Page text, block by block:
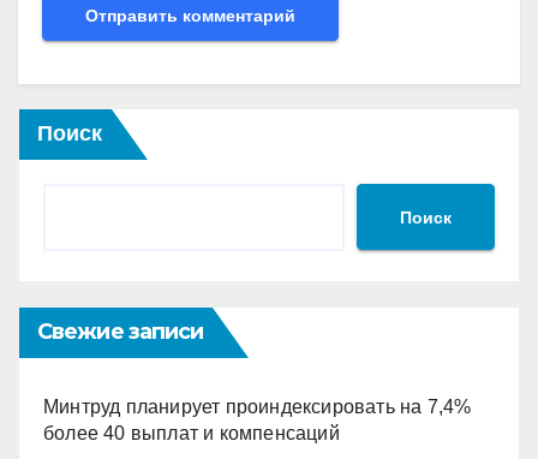
Поиск
Поиск
Свежие записи
Минтруд планирует проиндексировать на 7,4%
более 40 выплат и компенсаций